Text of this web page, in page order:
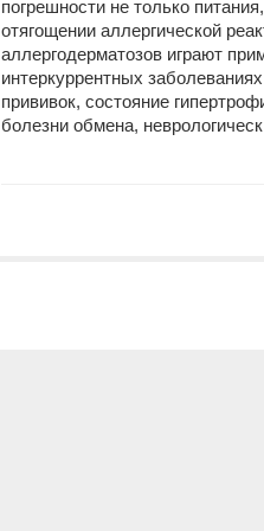
погрешности не только
отягощении аллергической
аллергодерматозов играют
интеркуррентных
прививок, состояние
болезни обмена,